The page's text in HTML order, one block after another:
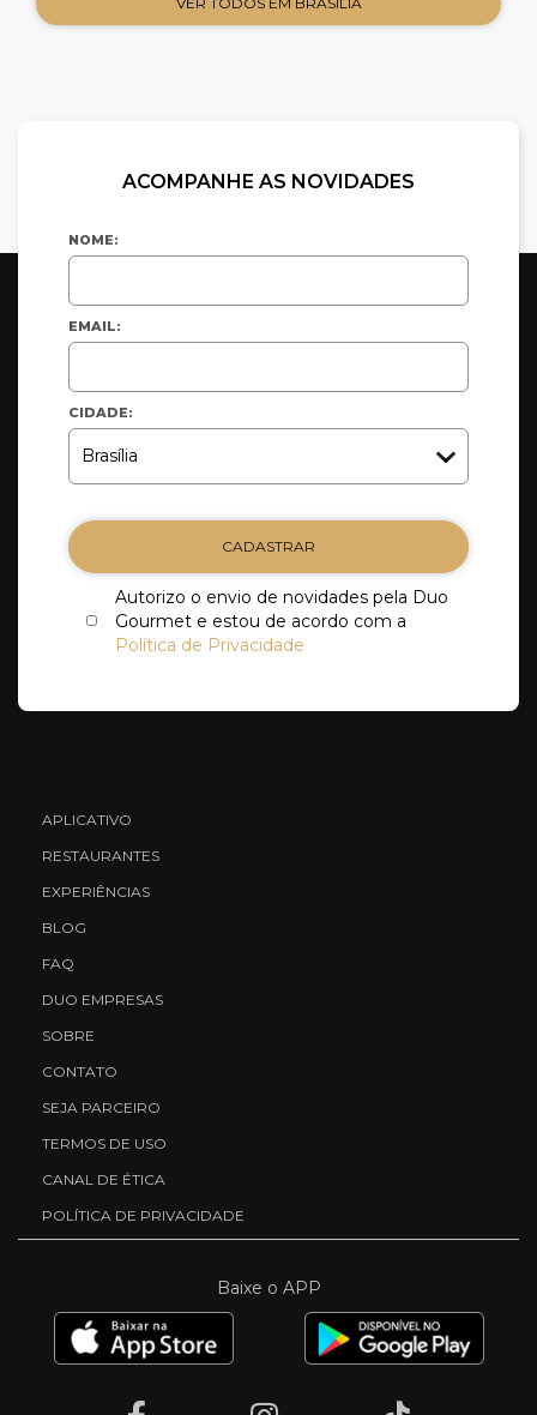
ACOMPANHE AS NOVIDADES
NOME:
EMAIL:
CIDADE:
CADASTRAR
Autorizo o envio de novidades pela Duo
Gourmet e estou de acordo com a
Política de Privacidade
APLICATIVO
RESTAURANTES
EXPERIÊNCIAS
BLOG
FAQ
DUO EMPRESAS
SOBRE
CONTATO
SEJA PARCEIRO
TERMOS DE USO
CANAL DE ÉTICA
POLÍTICA DE PRIVACIDADE
Baixe o APP